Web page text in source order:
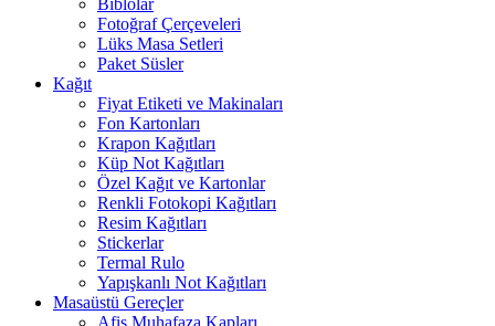
Biblolar
Fotoğraf Çerçeveleri
Lüks Masa Setleri
Paket Süsler
Kağıt
Fiyat Etiketi ve Makinaları
Fon Kartonları
Krapon Kağıtları
Küp Not Kağıtları
Özel Kağıt ve Kartonlar
Renkli Fotokopi Kağıtları
Resim Kağıtları
Stickerlar
Termal Rulo
Yapışkanlı Not Kağıtları
Masaüstü Gereçler
Afiş Muhafaza Kapları